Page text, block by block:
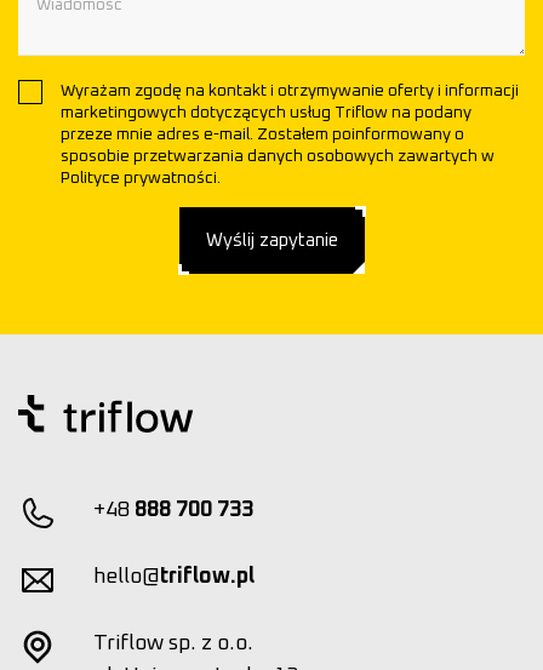
Wyrażam zgodę na kontakt i otrzymywanie oferty i informacji
marketingowych dotyczących usług Triflow na podany
przeze mnie adres e-mail. Zostałem poinformowany o
sposobie przetwarzania danych osobowych zawartych w
Polityce prywatności.
Wyślij zapytanie
+48 888 700 733
hello@triflow.pl
Triflow sp. z o.o.